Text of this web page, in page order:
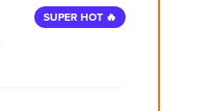
SUPER HOT 🔥